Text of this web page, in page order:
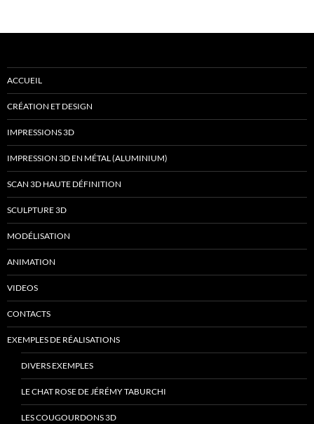
ACCUEIL
CRÉATION ET DESIGN
IMPRESSIONS 3D
IMPRESSION 3D EN MÉTAL (ALUMINIUM)
SCAN 3D HAUTE DÉFINITION
SCULPTURE 3D
MODÉLISATION
ANIMATION
VIDEOS
CONTACTS
EXEMPLES DE RÉALISATIONS
DIVERS EXEMPLES
LE CHAT ROSE DE JÉRÉMY TABURCHI
LES COUGOURDONS 3D